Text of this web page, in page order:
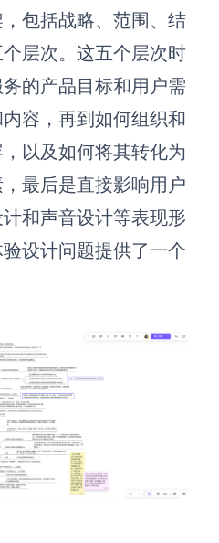
AI生成商业画布
AI生成SWOT分析
AI生成PEST分析
AI生成5Why分析
AI生成平衡计分卡
AI生成时间管理四象限
AI生成胜任力模型
AI生成价值链
AI生成PPT
AI生成图片
AI写作
AI对话
AI生成简历
包括战略、范围、结
层次。这五个层次时
的产品目标和用户需
容，再到如何组织和
以及如何将其转化为
最后是直接影响用户
和声音设计等表现形
设计问题提供了一个